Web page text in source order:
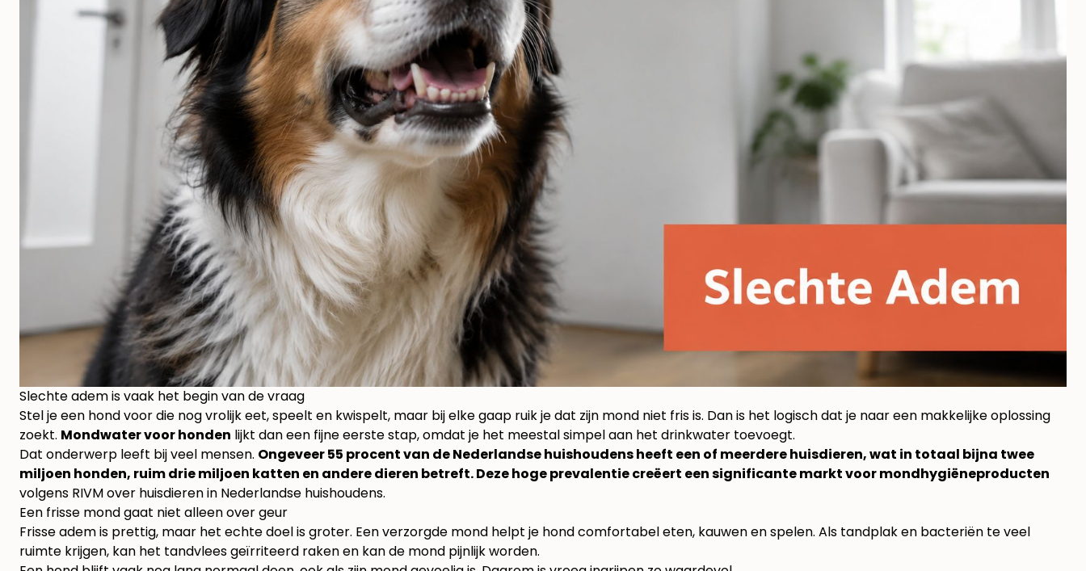
Slechte adem is vaak het begin van de vraag
Stel je een hond voor die nog vrolijk eet, speelt en kwispelt, maar bij elke gaap ruik je dat zijn mond niet fris is. Dan is het logisch dat je naar een makkelijke oplossing
zoekt. Mondwater voor honden lijkt dan een fijne eerste stap, omdat je het meestal simpel aan het drinkwater toevoegt.
Dat onderwerp leeft bij veel mensen. Ongeveer 55 procent van de Nederlandse huishoudens heeft een of meerdere huisdieren, wat in totaal bijna twee
miljoen honden, ruim drie miljoen katten en andere dieren betreft. Deze hoge prevalentie creëert een significante markt voor mondhygiëneproducten
volgens RIVM over huisdieren in Nederlandse huishoudens.
Een frisse mond gaat niet alleen over geur
Frisse adem is prettig, maar het echte doel is groter. Een verzorgde mond helpt je hond comfortabel eten, kauwen en spelen. Als tandplak en bacteriën te veel
ruimte krijgen, kan het tandvlees geïrriteerd raken en kan de mond pijnlijk worden.